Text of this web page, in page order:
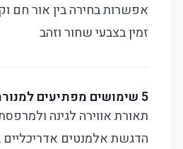
אפשרות בחירה בין אור חם
זמין בצבעי שחור וזהב
5 שימושים מפתיעים למנורת הקיר החכמה
תאורת אווירה לגינה
הדגשת אלמנטים אדריכליים